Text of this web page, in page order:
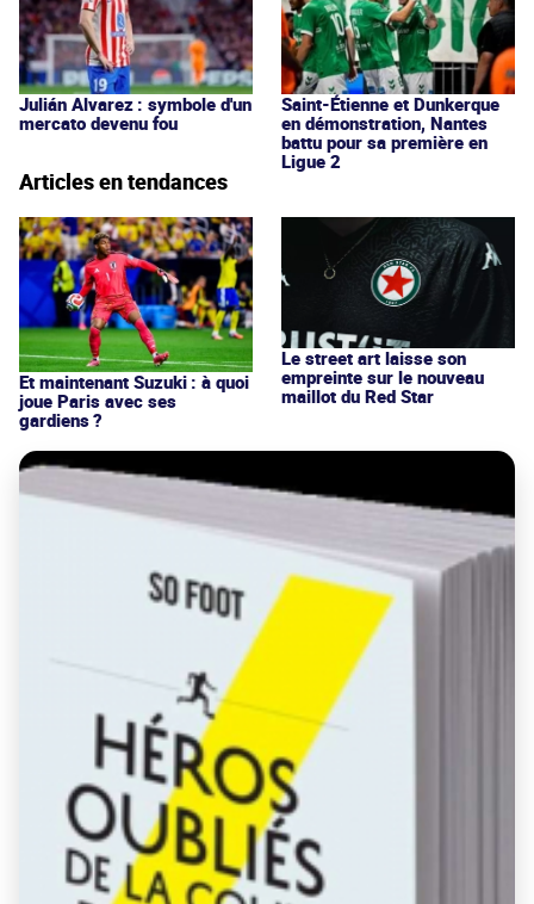
Julián Alvarez : symbole d'un
mercato devenu fou
Saint-Étienne et Dunkerque
en démonstration, Nantes
battu pour sa première en
Ligue 2
Articles en tendances
Et maintenant Suzuki : à quoi
joue Paris avec ses
gardiens ?
Le street art laisse son
empreinte sur le nouveau
maillot du Red Star